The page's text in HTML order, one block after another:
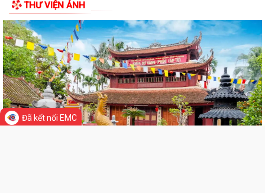
ĐẰNG TỔ CHỨC LỄ CHÀO CỜ ĐẦU THÁNG 8/2026
CÁC CHI BỘ TRỰC THUỘC ĐẢNG BỘ PHƯỜNG BẠCH ĐẰNG TỔ CHỨC
SINH HOẠT CHI BỘ THƯỜNG KỲ THÁNG 8/2026
NGHỊ QUYẾT ĐẶT TÊN ĐƯỜNG, PHỐ VÀ CÔNG TRÌNH CÔNG CỘNG
TRÊN ĐỊA BÀN THÀNH PHỐ HẢI PHÒNG
THÔNG BÁO Về việc đăng ký đội tuyển tham gia Giải Cầu lông Thiếu
niên, Nhi đồng thành phố Hải...
THƯ VIỆN ẢNH
Đã kết nối EMC